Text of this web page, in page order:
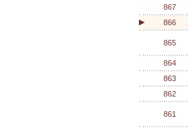
867
▶ 866
865
864
863
862
861